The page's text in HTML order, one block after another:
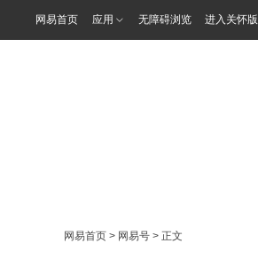
网易首页 应用 无障碍浏览 进入关怀版
网易首页 > 网易号 > 正文